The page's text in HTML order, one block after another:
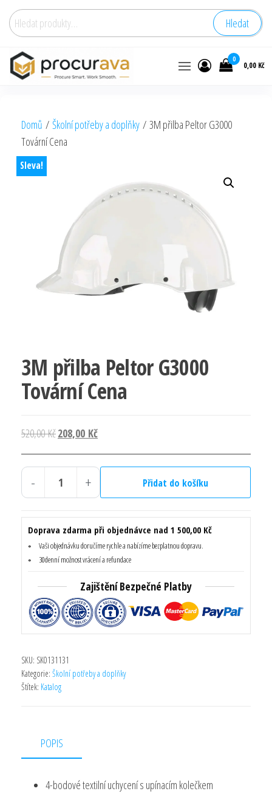
Hledat: Hledat
0
0,00 Kč
Domů / Školní potřeby a doplňky / 3M přilba Peltor G3000
Tovární Cena
Sleva!
3M přilba Peltor G3000
Tovární Cena
520,00KčPůvodní
byla:
520,00 Kč.
208,00 KčAktuální
je:
-
Peltor
G3000
Tovární
množství
+ Přidat do košíku
Doprava zdarma při objednávce nad 1 500,00 Kč
Vaši objednávku doručíme rychle a nabízíme bezplatnou dopravu.
30denní možnost vrácení a refundace
Zajištění Bezpečné Platby
SKU: SK0131131
Kategorie: Školní potřeby a doplňky
Štítek: Katalog
POPIS
4-bodové textilní uchycení s upínacím kolečkem